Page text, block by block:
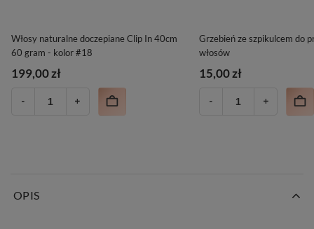
Włosy naturalne doczepiane Clip In 40cm
60 gram - kolor #18
199,00 zł
Grzebień ze szpikulcem do
włosów
15,00 zł
OPIS